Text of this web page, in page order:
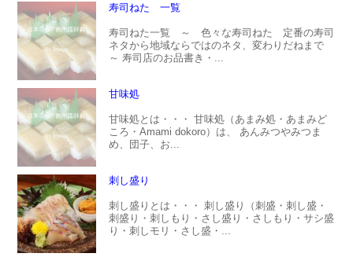
寿司ねた 一覧
寿司ねた一覧 ～ 色々な寿司ねた 定番の寿司
ネタから地域ならではのネタ、変わりだねまで
～ 寿司店のお品書き・...
甘味処
甘味処とは・・・ 甘味処（あまみ処・あまみど
ころ・Amami dokoro）は、 あんみつやみつま
め、団子、お...
刺し盛り
刺し盛りとは・・・ 刺し盛り（刺盛・刺し盛・
刺盛り・刺しもり・さし盛り・さしもり・サシ盛
り・刺しモリ・さし盛・...